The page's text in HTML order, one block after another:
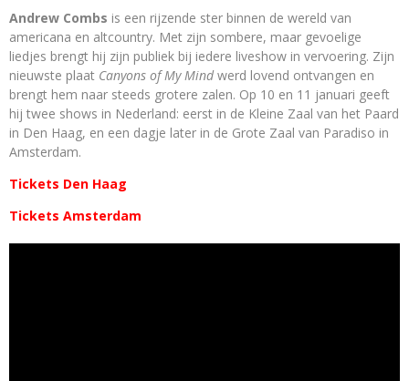
Andrew Combs is een rijzende ster binnen de wereld van
americana en altcountry. Met zijn sombere, maar gevoelige
liedjes brengt hij zijn publiek bij iedere liveshow in vervoering. Zijn
nieuwste plaat Canyons of My Mindwerd lovend ontvangen en
brengt hem naar steeds grotere zalen. Op 10 en 11 januari geeft
hij twee shows in Nederland: eerst in de Kleine Zaal van het Paard
in Den Haag, en een dagje later in de Grote Zaal van Paradiso in
Amsterdam.
Tickets Den Haag
Tickets Amsterdam